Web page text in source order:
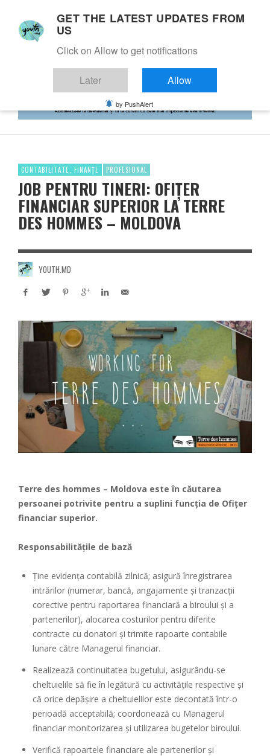
CONTABILITATE, FINANȚE PROFESIONAL
JOB PENTRU TINERI: OFIȚER
FINANCIAR SUPERIOR LA TERRE
DES HOMMES – MOLDOVA
YOUTH.MD
Terre des hommes – Moldova este în căutarea
persoanei potrivite pentru a suplini funcția de Ofițer
financiar superior.
Responsabilitățile de bază
Ține evidența contabilă zilnică; asigură înregistrarea
intrărilor (numerar, bancă, angajamente și tranzacții
corective pentru raportarea financiară a biroului și a
partenerilor), alocarea costurilor pentru diferite
contracte cu donatori și trimite rapoarte contabile
lunare către Managerul financiar.
Realizează continuitatea bugetului, asigurându-se
cheltuielile să fie în legătură cu activitățile respective și
că orice depășire a cheltuielilor este decontată într-o
perioadă acceptabilă; coordonează cu Managerul
financiar monitorizarea și utilizarea bugetelor biroului.
Verifică rapoartele financiare ale partenerilor și
GET THE LATEST UPDATES FROM
US
Click on Allow to get notifications
Later Allow
by PushAlert